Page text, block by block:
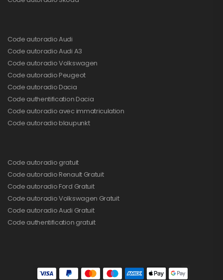
Code autoradio Audi
Code autoradio Audi A3
Code autoradio Volkswagen
Code autoradio Peugeot
Code autoradio Dacia
Code authentification Dacia
Code autoradio avec immatriculation
Code autoradio blaupunkt
Code autoradio gratuit
Code autoradio Renault Gratuit
Code autoradio Ford Gratuit
Code autoradio Volkswagen Gratuit
Code autoradio Audi Gratuit
Code authentification gratuit